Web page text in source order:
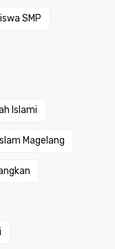
SMP
Islami
Magelang